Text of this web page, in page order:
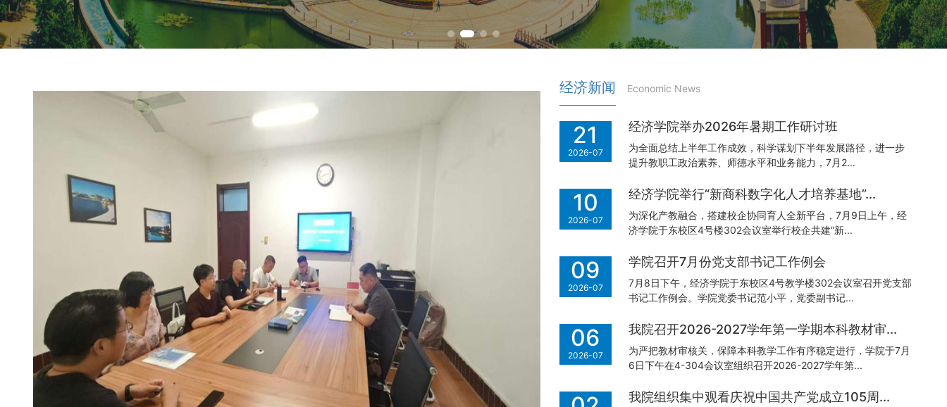
经济新闻 Economic News
21
2026-07
经济学院举办2026年暑期工作研讨班
为全面总结上半年工作成效，科学谋划下半年发展路径，进一步
提升教职工政治素养、师德水平和业务能力，7月2...
10
2026-07
经济学院举行“新商科数字化人才培养基地”...
为深化产教融合，搭建校企协同育人全新平台，7月9日上午，经
济学院于东校区4号楼302会议室举行校企共建“新...
09
2026-07
学院召开7月份党支部书记工作例会
7月8日下午，经济学院于东校区4号教学楼302会议室召开党支部
书记工作例会。学院党委书记范小平，党委副书记...
06
2026-07
我院召开2026-2027学年第一学期本科教材审...
为严把教材审核关，保障本科教学工作有序稳定进行，学院于7月
6日下午在4-304会议室组织召开2026-2027学年第...
我院组织集中观看庆祝中国共产党成立105周...